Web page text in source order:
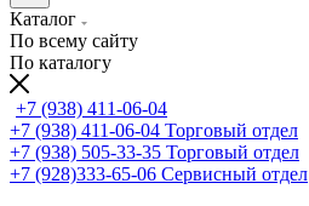
Каталог
По всему сайту
По каталогу
+7 (938) 411-06-04
+7 (938) 411-06-04 Торговый отдел
+7 (938) 505-33-35 Торговый отдел
+7 (928)333-65-06 Сервисный отдел